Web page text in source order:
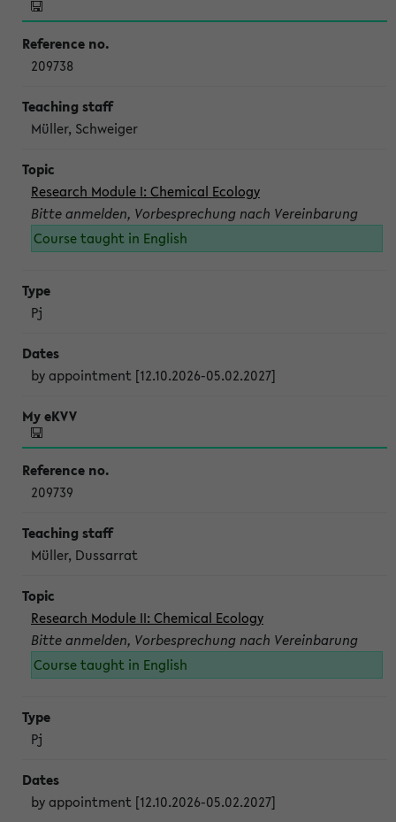
209738
Müller, Schweiger
Research Module I: Chemical Ecology
Bitte anmelden, Vorbesprechung nach Vereinbarung
Course taught in English
Pj
by appointment [12.10.2026-05.02.2027]
209739
Müller, Dussarrat
Research Module II: Chemical Ecology
Bitte anmelden, Vorbesprechung nach Vereinbarung
Course taught in English
Pj
by appointment [12.10.2026-05.02.2027]